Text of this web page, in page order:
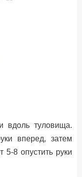
вдоль туловища.
вперед, затем
5-8 опустить руки